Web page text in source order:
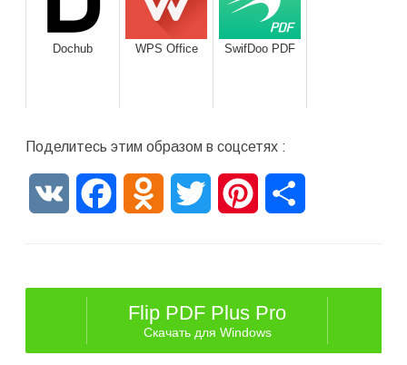
Dochub WPS Office SwifDoo PDF
Поделитесь этим образом в соцсетях :
VK FacebookOdnoklassniki
Twitter Pinterest
Flip PDF Plus Pro
Скачать для Windows